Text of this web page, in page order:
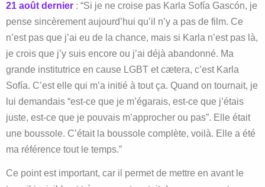
21 août dernier : “Si je ne croise pas Karla Sofía Gascón, je
pense sincèrement aujourd’hui qu’il n’y a pas de film. Ce
n’est pas que j’ai eu de la chance, mais si Karla n’est pas là,
je crois que j’y suis encore ou j’ai déjà abandonné. Ma
grande institutrice en cause LGBT et cætera, c’est Karla
Sofía. C’est elle qui m’a initié à tout ça. Quand on tournait, je
lui demandais “est-ce que je m’égarais, est-ce que j’étais
juste, est-ce que je pouvais m’approcher ou pas”. Elle était
une boussole. C’était la boussole complète, voilà. Elle a été
ma référence tout le temps.”
Ce point est important, car il permet de mettre en avant le